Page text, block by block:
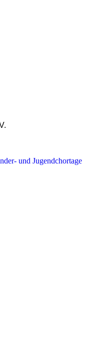
und Jugendchortage